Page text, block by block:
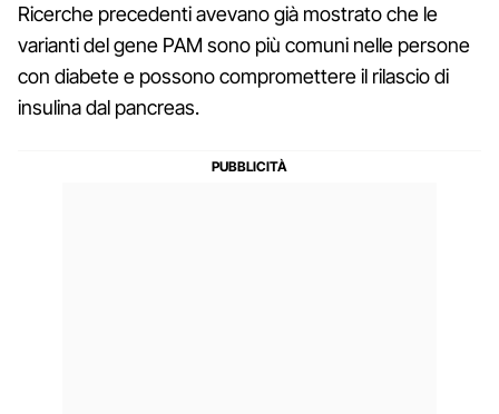
Ricerche precedenti avevano già mostrato che le
varianti del gene PAM sono più comuni nelle persone
con diabete e possono compromettere il rilascio di
insulina dal pancreas.